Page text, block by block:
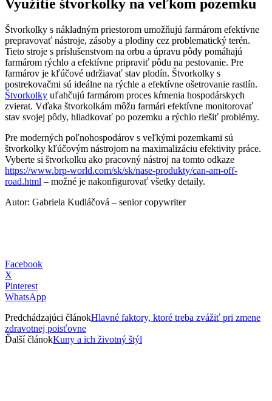
Využitie štvorkolky na veľkom pozemku
Štvorkolky s nákladným priestorom umožňujú farmárom efektívne
prepravovať nástroje, zásoby a plodiny cez problematický terén.
Tieto stroje s príslušenstvom na orbu a úpravu pôdy pomáhajú
farmárom rýchlo a efektívne pripraviť pôdu na pestovanie. Pre
farmárov je kľúčové udržiavať stav plodín. Štvorkolky s
postrekovačmi sú ideálne na rýchle a efektívne ošetrovanie rastlín.
Štvorkolky uľahčujú farmárom proces kŕmenia hospodárskych
zvierat. Vďaka štvorkolkám môžu farmári efektívne monitorovať
stav svojej pôdy, hliadkovať po pozemku a rýchlo riešiť problémy.
Pre moderných poľnohospodárov s veľkými pozemkami sú
štvorkolky kľúčovým nástrojom na maximalizáciu efektivity práce.
Vyberte si štvorkolku ako pracovný nástroj na tomto odkaze
https://www.brp-world.com/sk/sk/nase-produkty/can-am-off-
road.html – možné je nakonfigurovať všetky detaily.
Autor: Gabriela Kudláčová – senior copywriter
Facebook
X
Pinterest
WhatsApp
Predchádzajúci článokHlavné faktory, ktoré treba zvážiť pri zmene
zdravotnej poisťovne
Ďalší článokKuny a ich životný štýl